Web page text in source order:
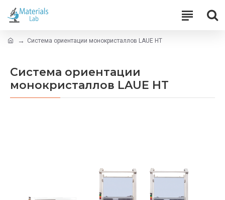
Система ориентации монокристаллов LAUE HT
Система ориентации
монокристаллов LAUE HT